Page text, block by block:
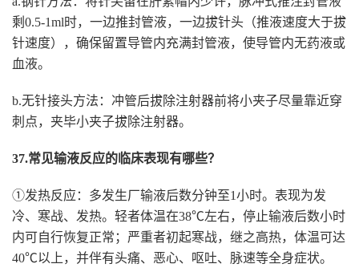
剩0.5-1ml时，一边推封管液，一边拔针头（推液速度大于拔
针速度），确保留置导管内充满封管液，使导管内无药液或
血液。
b.无针接头方法：冲管后拔除注射器前将小夹子尽量靠近穿
刺点，夹毕小夹子拔除注射器。
37.常见输液反应的临床表现有哪些？
①发热反应：多发生厂输液后数分钟至1小时。表现为发
冷、寒战、发热。轻者体温在38℃左右，停止输液后数小时
内可自行恢复正常；严重者初起寒战，继之高热，体温可达
40℃以上，并伴有头痛、恶心、呕吐、脉速等全身症状。